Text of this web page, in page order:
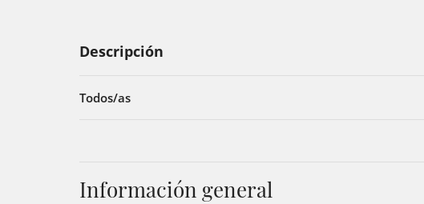
Descripción
Todos/as
Información general